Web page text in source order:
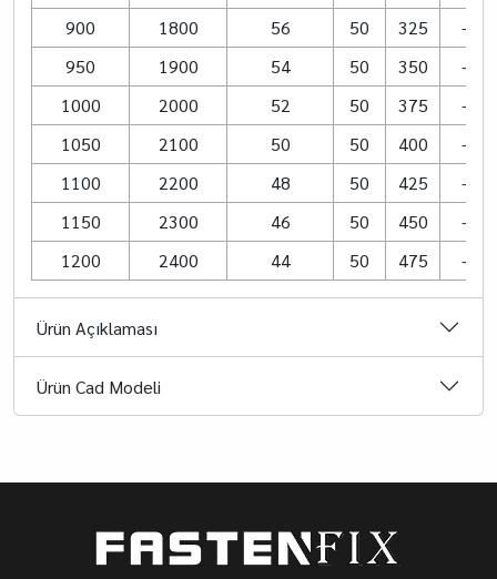
900
1800 56 50 325
–
950
1900 54 50 350
–
1000
2000 52 50 375
–
1050
2100 50 50 400
–
1100
2200 48 50 425
–
1150
2300 46 50 450
–
1200
2400 44 50 475 –
Ürün Açıklaması
Ürün Cad Modeli